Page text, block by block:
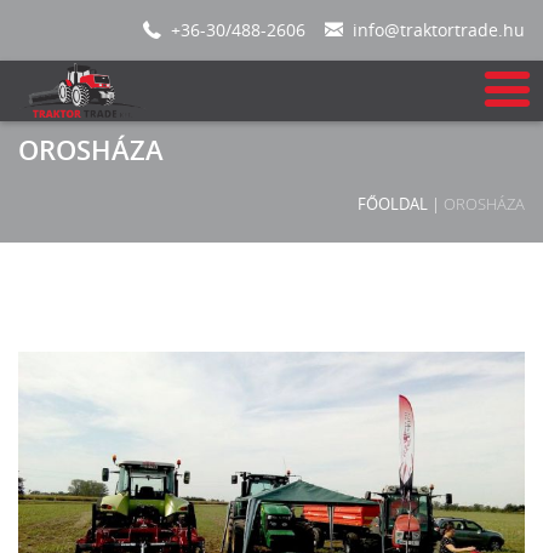
+36-30/488-2606 info@traktortrade.hu
OROSHÁZA
FŐOLDAL | OROSHÁZA